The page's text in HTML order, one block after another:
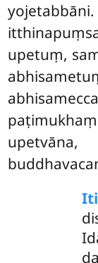
yojetabbāni.
upetuṃ,
Iti